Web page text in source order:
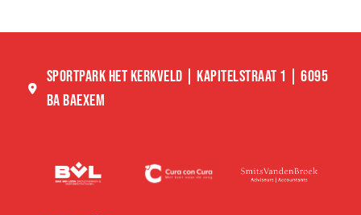
SPORTPARK HET KERKVELD | KAPITELSTRAAT 1 | 6095
BA BAEXEM